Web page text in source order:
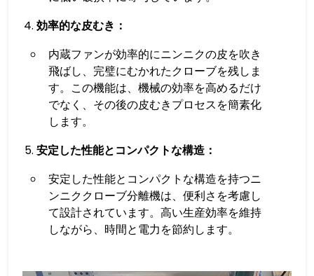
効率的な皮むき：
内蔵ファンが効率的にニンニクの皮を吹き
飛ばし、完璧にむかれたクローブを残しま
す。この機能は、機械の効率を高めるだけ
でなく、その後の皮むきプロセスを簡素化
します。
安定した性能とコンパクトな構造：
安定した性能とコンパクトな構造を持つニ
ンニククローブ分離機は、便利さを考慮し
て設計されています。高い生産効率を維持
しながら、時間と電力を節約します。